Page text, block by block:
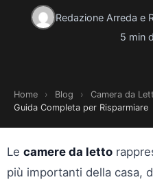
Redazione Arreda e
5 min
Home › Blog › Camera da
Guida Completa per Risparmiare
Le camere da letto
più importanti della casa,